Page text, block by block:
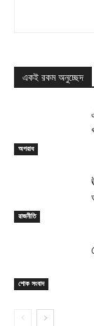
একই রকম অনুচ্ছেদ
অপরাধ
রাজনীতি
শোক সংবাদ